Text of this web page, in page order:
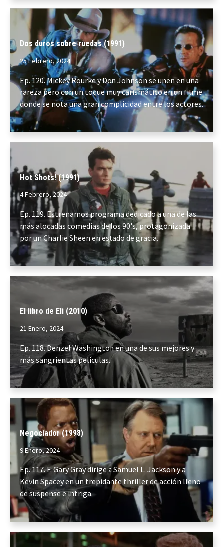
Dos duros sobre ruedas (1991)
25 Febrero, 2024
Ep. 120. Mickey Rourke y Don Johnson se unen en una
rareza pero con un toque muy carismático en un filme
donde se nota una gran complicidad entre los actores.
Hot Shots! (1991)
4 Febrero, 2024
Ep. 119. Estrenamos programa dedicado a una de las
más alocadas comedias de los 90's, protagonizada
por un Charlie Sheen en estado de gracia.
El libro de Eli (2010)
21 Enero, 2024
Ep. 118. Denzel Washington en una de sus mejores y
más sangrientas películas.
Negociador (1998)
9 Enero, 2024
Ep. 117. F. Gary Gray dirige a Samuel L. Jackson y a
Kevin Spacey en un trepidante thriller de acción lleno
de suspense e intriga.